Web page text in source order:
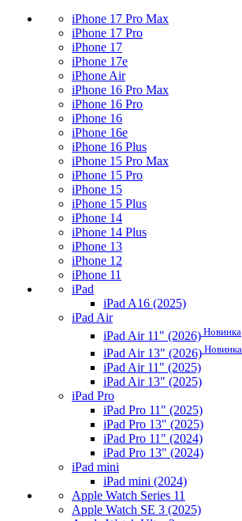
iPhone 17 Pro Max
iPhone 17 Pro
iPhone 17
iPhone 17e
iPhone Air
iPhone 16 Pro Max
iPhone 16 Pro
iPhone 16
iPhone 16e
iPhone 16 Plus
iPhone 15 Pro Max
iPhone 15 Pro
iPhone 15
iPhone 15 Plus
iPhone 14
iPhone 14 Plus
iPhone 13
iPhone 12
iPhone 11
iPad
iPad A16 (2025)
iPad Air
iPad Air 11" (2026) Новинка
iPad Air 13" (2026) Новинка
iPad Air 11" (2025)
iPad Air 13" (2025)
iPad Pro
iPad Pro 11" (2025)
iPad Pro 13" (2025)
iPad Pro 11" (2024)
iPad Pro 13" (2024)
iPad mini
iPad mini (2024)
Apple Watch Series 11
Apple Watch SE 3 (2025)